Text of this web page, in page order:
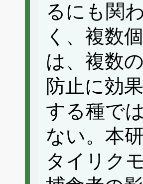
るにも関
く、複数
は、複数
防止に効
する種で
ない。本
タイリク